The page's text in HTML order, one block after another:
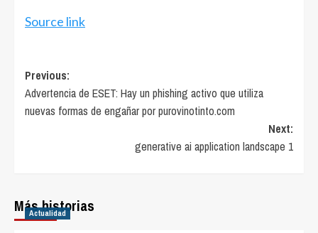
Source link
Post
navigation
Previous:
Advertencia de ESET: Hay un phishing activo que utiliza
nuevas formas de engañar por purovinotinto.com
Next:
generative ai application landscape 1
Más historias
Actualidad